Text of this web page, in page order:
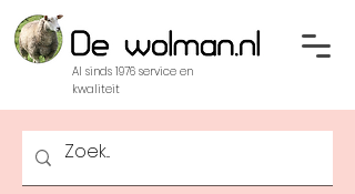
Al sinds 1976 service en
kwaliteit